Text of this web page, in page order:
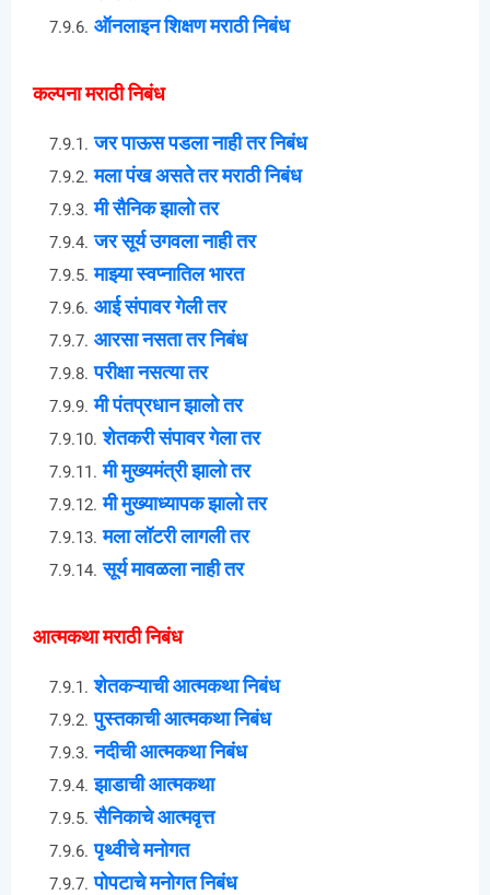
ऑनलाइन शिक्षण मराठी निबंध
कल्पना मराठी निबंध
जर पाऊस पडला नाही तर निबंध
मला पंख असते तर मराठी निबंध
मी सैनिक झालो तर
जर सूर्य उगवला नाही तर
माझ्या स्वप्नातिल भारत
आई संपावर गेली तर
आरसा नसता तर निबंध
परीक्षा नसत्या तर
मी पंतप्रधान झालो तर
शेतकरी संपावर गेला तर
मी मुख्यमंत्री झालो तर
मी मुख्याध्यापक झालो तर
मला लॉटरी लागली तर
सूर्य मावळला नाही तर
आत्मकथा मराठी निबंध
शेतकऱ्याची आत्मकथा निबंध
पुस्तकाची आत्मकथा निबंध
नदीची आत्मकथा निबंध
झाडाची आत्मकथा
सैनिकाचे आत्मवृत्त
पृथ्वीचे मनोगत
पोपटाचे मनोगत निबंध